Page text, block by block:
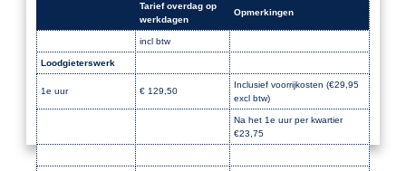
Tarief overdag op
werkdagen
Opmerkingen
incl btw
Loodgieterswerk
1e uur € 129,50
Inclusief voorrijkosten (€29,95
excl btw)
Na het 1e uur per kwartier
€23,75